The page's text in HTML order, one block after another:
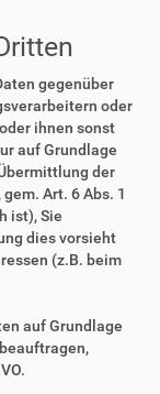
gegenüber
oder
ihnen sonst
auf Grundlage
der
Art. 6 Abs. 1
ist), Sie
dies vorsieht
(z.B. beim
auf Grundlage